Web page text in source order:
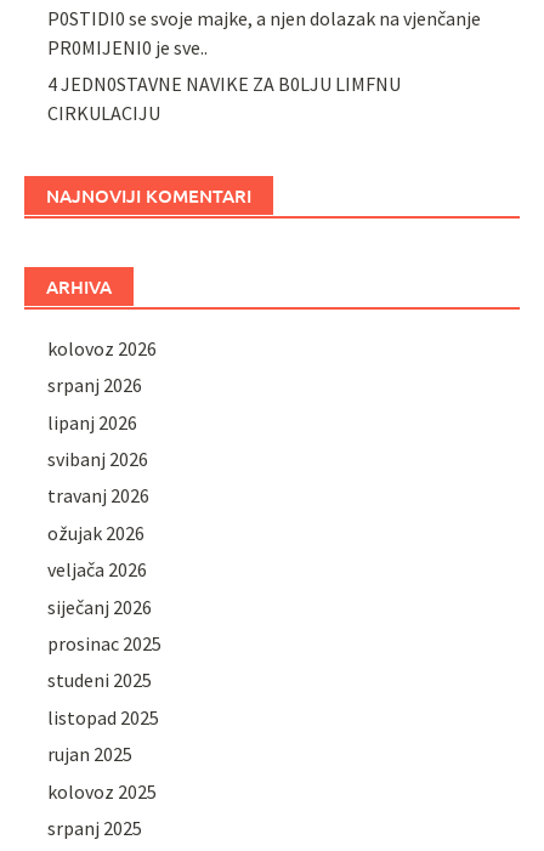
P0STIDI0 se svoje majke, a njen dolazak na vjenčanje
PR0MIJENI0 je sve..
4 JEDN0STAVNE NAVIKE ZA B0LJU LIMFNU
CIRKULACIJU
NAJNOVIJI KOMENTARI
ARHIVA
kolovoz 2026
srpanj 2026
lipanj 2026
svibanj 2026
travanj 2026
ožujak 2026
veljača 2026
siječanj 2026
prosinac 2025
studeni 2025
listopad 2025
rujan 2025
kolovoz 2025
srpanj 2025